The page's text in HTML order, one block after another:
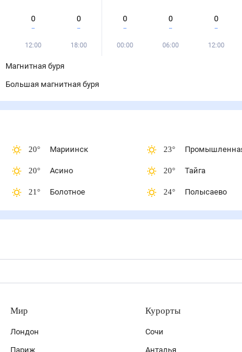
0
12:00
0
18:00
0
00:00
0
06:00
0
12:00
Магнитная буря
Большая магнитная буря
20° Мариинск
20° Асино
21° Болотное
23°
20° Тайга
24° Полысаево
Мир
Лондон
Париж
Курорты
Сочи
Анталья